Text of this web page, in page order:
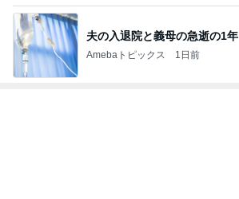
夫の入退院と義母の急逝の1年
Amebaトピックス 1日前